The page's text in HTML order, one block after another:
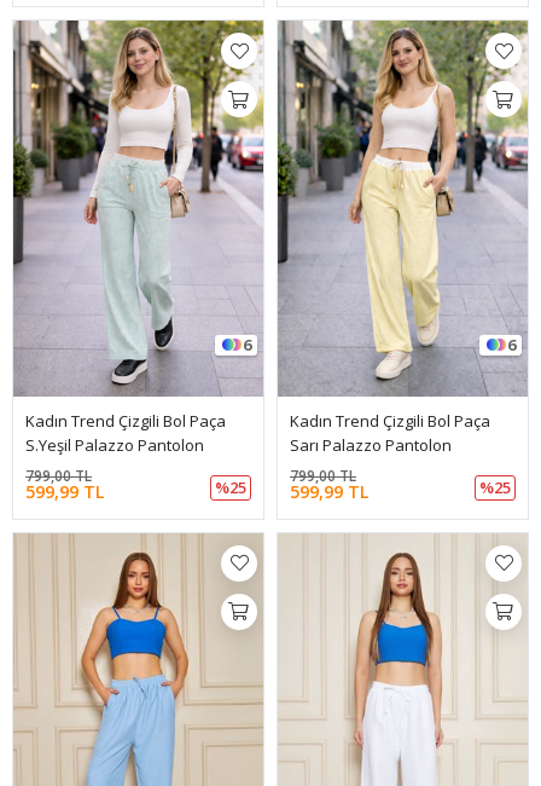
6
Kadın Trend Çizgili Bol Paça
S.Yeşil Palazzo Pantolon
599,99 TL
799,00 TL
%25
6
Kadın Trend Çizgili Bol Paça
Sarı Palazzo Pantolon
599,99 TL
799,00 TL
%25